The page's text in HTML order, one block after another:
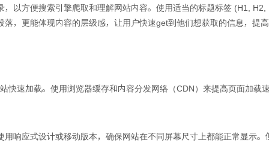
以方便搜索引擎爬取和理解网站内容。使用适当的标题标签 (H1,
，更能体现内容的层级感，让用户快速get到他们想获取的信息，提
快速加载。使用浏览器缓存和内容分发网络（CDN）来提高页面加载
响应式设计或移动版本，确保网站在不同屏幕尺寸上都能正常显示